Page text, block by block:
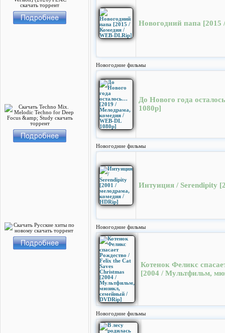
Новогодний папа
Новогодние фильмы
До Нового года
1080p]
Новогодние фильмы
Интуиция / Serendipity
Новогодние фильмы
Котенок Феликс
[2004 / Мультфильм,
Новогодние фильмы